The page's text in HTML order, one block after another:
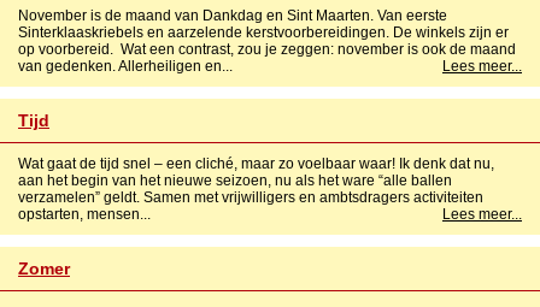
November is de maand van Dankdag en Sint Maarten. Van eerste
Sinterklaaskriebels en aarzelende kerstvoorbereidingen. De winkels zijn er
op voorbereid. Wat een contrast, zou je zeggen: november is ook de maand
van gedenken. Allerheiligen en...
Lees meer...
Tijd
Wat gaat de tijd snel – een cliché, maar zo voelbaar waar! Ik denk dat nu,
aan het begin van het nieuwe seizoen, nu als het ware “alle ballen
verzamelen” geldt. Samen met vrijwilligers en ambtsdragers activiteiten
opstarten, mensen...
Lees meer...
Zomer